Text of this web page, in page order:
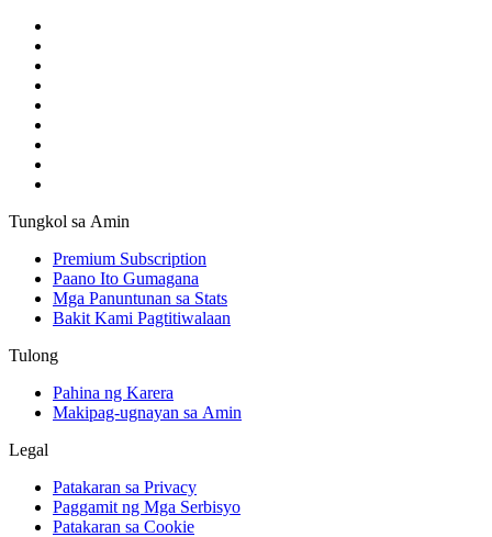
Tungkol sa Amin
Premium Subscription
Paano Ito Gumagana
Mga Panuntunan sa Stats
Bakit Kami Pagtitiwalaan
Tulong
Pahina ng Karera
Makipag-ugnayan sa Amin
Legal
Patakaran sa Privacy
Paggamit ng Mga Serbisyo
Patakaran sa Cookie